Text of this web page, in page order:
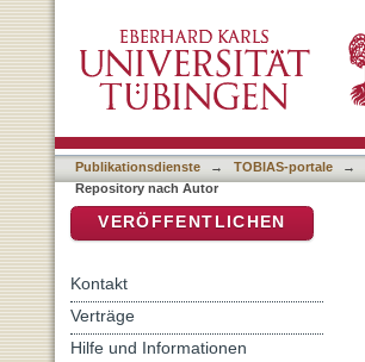
Publikationsdienste → TOBIAS-portale →
Repository nach Autor
VERÖFFENTLICHEN
Kontakt
Verträge
Hilfe und Informationen